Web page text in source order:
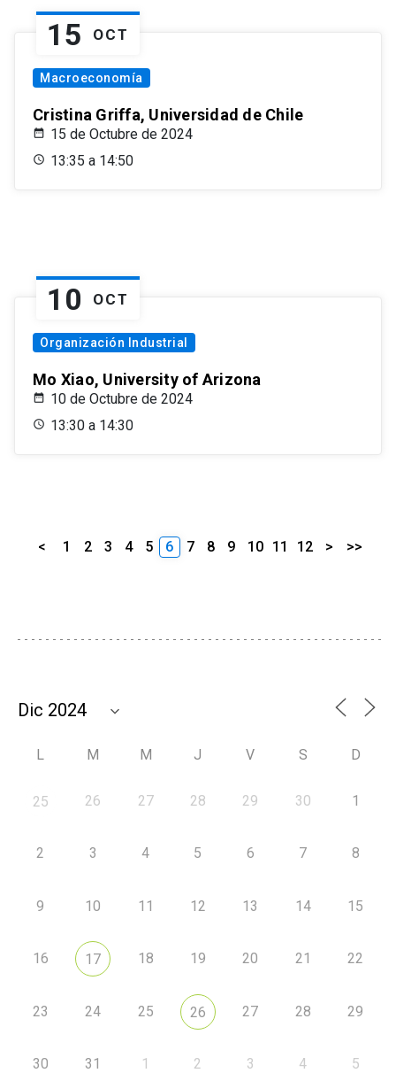
15 OCT
Macroeconomía
Cristina Griffa, Universidad de Chile
15 de Octubre de 2024
13:35 a 14:50
10 OCT
Organización Industrial
Mo Xiao, University of Arizona
10 de Octubre de 2024
13:30 a 14:30
< 1 2 3 4 5 6 7 8 9 10 11 12 > >>
L M M J V S D
25 26 27 28 29 30 1
2 3 4 5 6 7 8
9 10 11 12 13 14 15
16 17 18 19 20 21 22
23 24 25 26 27 28 29
30 31 1 2 3 4 5